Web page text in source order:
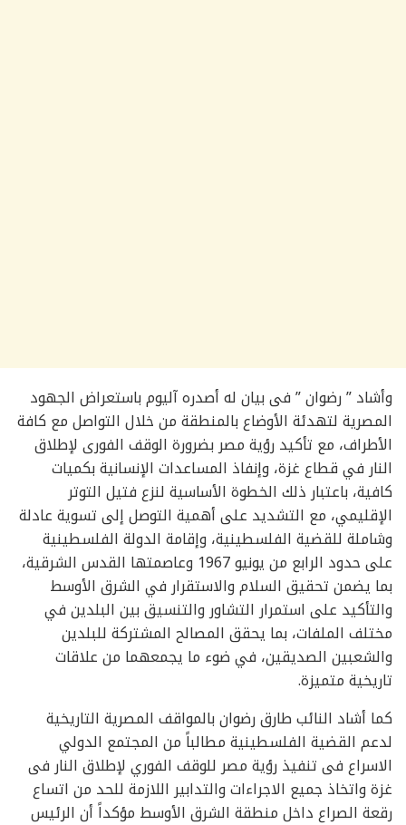
وأشاد ” رضوان ” فى بيان له أصدره آليوم باستعراض الجهود
المصرية لتهدئة الأوضاع بالمنطقة من خلال التواصل مع كافة
الأطراف، مع تأكيد رؤية مصر بضرورة الوقف الفورى لإطلاق
النار في قطاع غزة، وإنفاذ المساعدات الإنسانية بكميات
كافية، باعتبار ذلك الخطوة الأساسية لنزع فتيل التوتر
الإقليمي، مع التشديد على أهمية التوصل إلى تسوية عادلة
وشاملة للقضية الفلسطينية، وإقامة الدولة الفلسطينية
على حدود الرابع من يونيو 1967 وعاصمتها القدس الشرقية،
بما يضمن تحقيق السلام والاستقرار في الشرق الأوسط
والتأكيد على استمرار التشاور والتنسيق بين البلدين في
مختلف الملفات، بما يحقق المصالح المشتركة للبلدين
والشعبين الصديقين، في ضوء ما يجمعهما من علاقات
تاريخية متميزة.
كما أشاد النائب طارق رضوان بالمواقف المصرية التاريخية
لدعم القضية الفلسطينية مطالباً من المجتمع الدولي
الاسراع فى تنفيذ رؤية مصر للوقف الفوري لإطلاق النار فى
غزة واتخاذ جميع الاجراءات والتدابير اللازمة للحد من اتساع
رقعة الصراع داخل منطقة الشرق الأوسط مؤكداً أن الرئيس